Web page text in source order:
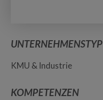
UNTERNEHMENSTYP
KMU & Industrie
KOMPETENZEN